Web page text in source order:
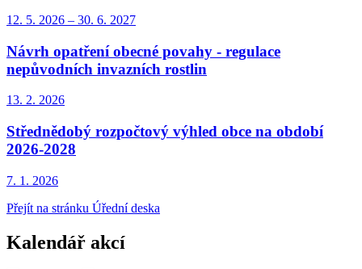
12. 5. 2026 – 30. 6. 2027
Návrh opatření obecné povahy - regulace
nepůvodních invazních rostlin
13. 2. 2026
Střednědobý rozpočtový výhled obce na období
2026-2028
7. 1. 2026
Přejít na stránku Úřední deska
Kalendář akcí